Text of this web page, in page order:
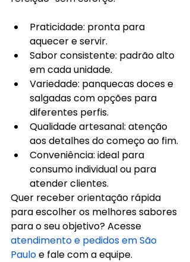
Praticidade: pronta para
aquecer e servir.
Sabor consistente: padrão alto
em cada unidade.
Variedade: panquecas doces e
salgadas com opções para
diferentes perfis.
Qualidade artesanal: atenção
aos detalhes do começo ao fim.
Conveniência: ideal para
consumo individual ou para
atender clientes.
Quer receber orientação rápida
para escolher os melhores sabores
para o seu objetivo? Acesse
atendimento e pedidos em São
Paulo e fale com a equipe.